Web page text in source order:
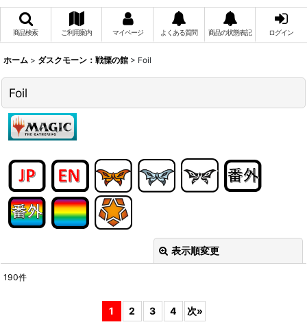
商品検索 ご利用案内 マイページ よくある質問 商品の状態表記 ログイン
ホーム > ダスクモーン：戦慄の館 > Foil
Foil
表示順変更
190件
1 2 3 4 次»